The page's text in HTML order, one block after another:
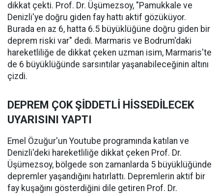
dikkat çekti. Prof. Dr. Üşümezsoy, "Pamukkale ve
Denizli'ye doğru giden fay hattı aktif gözüküyor.
Burada en az 6, hatta 6.5 büyüklüğüne doğru giden bir
deprem riski var" dedi. Marmaris ve Bodrum'daki
hareketliliğe de dikkat çeken uzman isim, Marmaris'te
de 6 büyüklüğünde sarsıntılar yaşanabileceğinin altını
çizdi.
DEPREM ÇOK ŞİDDETLİ HİSSEDİLECEK
UYARISINI YAPTI
Emel Özuğur'un Youtube programında katılan ve
Denizli'deki hareketliliğe dikkat çeken Prof. Dr.
Üşümezsoy, bölgede son zamanlarda 5 büyüklüğünde
depremler yaşandığını hatırlattı. Depremlerin aktif bir
fay kuşağını gösterdiğini dile getiren Prof. Dr.